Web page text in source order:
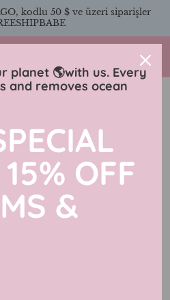
kodlu 50 $ ve üzeri siparişler
planet 🌎with us. Every
and removes ocean
OFF
&